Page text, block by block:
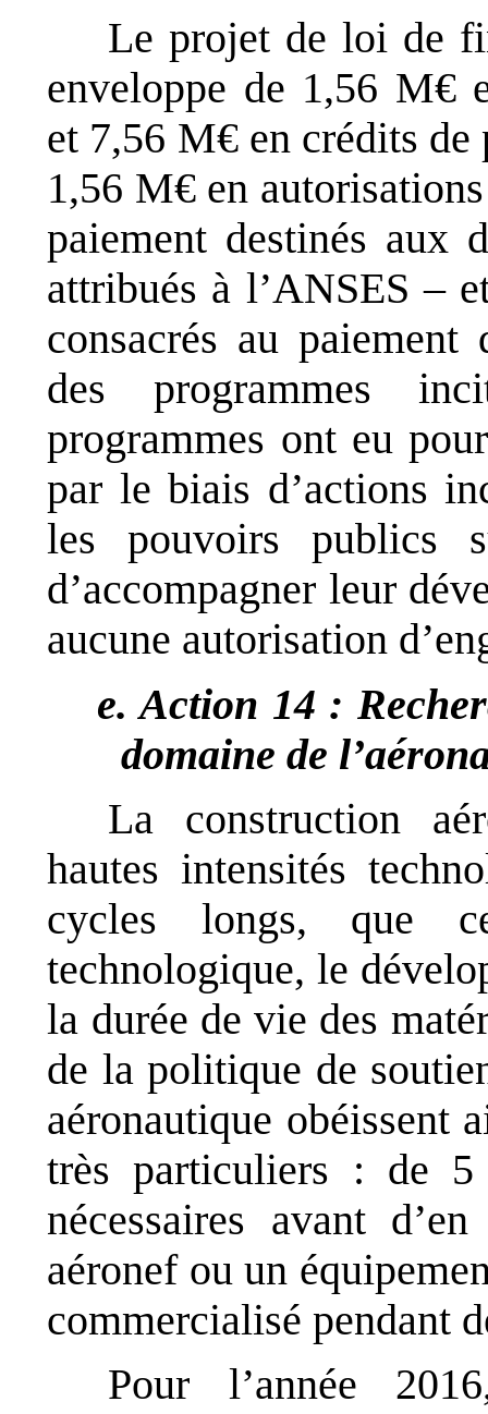
Le projet de loi de
enveloppe de 1,56 M€
et 7,56 M€ en crédits
1,56 M€ en
paiement destinés aux
attribués à l’ANSES –
consacrés au
des programmes
programmes ont eu
par le biais d’actions
les pouvoirs publics
d’accompagner leur
aucune autorisation
e. Action 14 :
domaine de
La construction
hautes intensités
cycles longs, que
technologique, le
la durée de vie des
de la politique de
aéronautique obéissent
très particuliers : de
nécessaires avant
aéronef ou un
commercialisé pendant
Pour l’année